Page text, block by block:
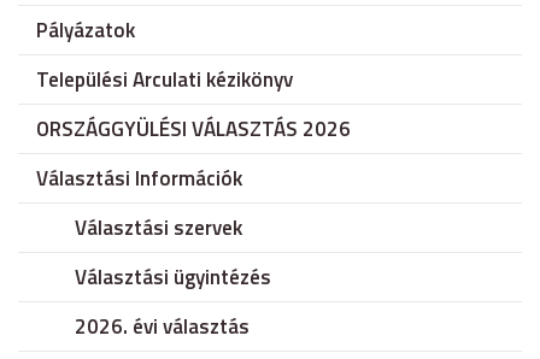
Pályázatok
Települési Arculati kézikönyv
ORSZÁGGYÜLÉSI VÁLASZTÁS 2026
Választási Információk
Választási szervek
Választási ügyintézés
2026. évi választás